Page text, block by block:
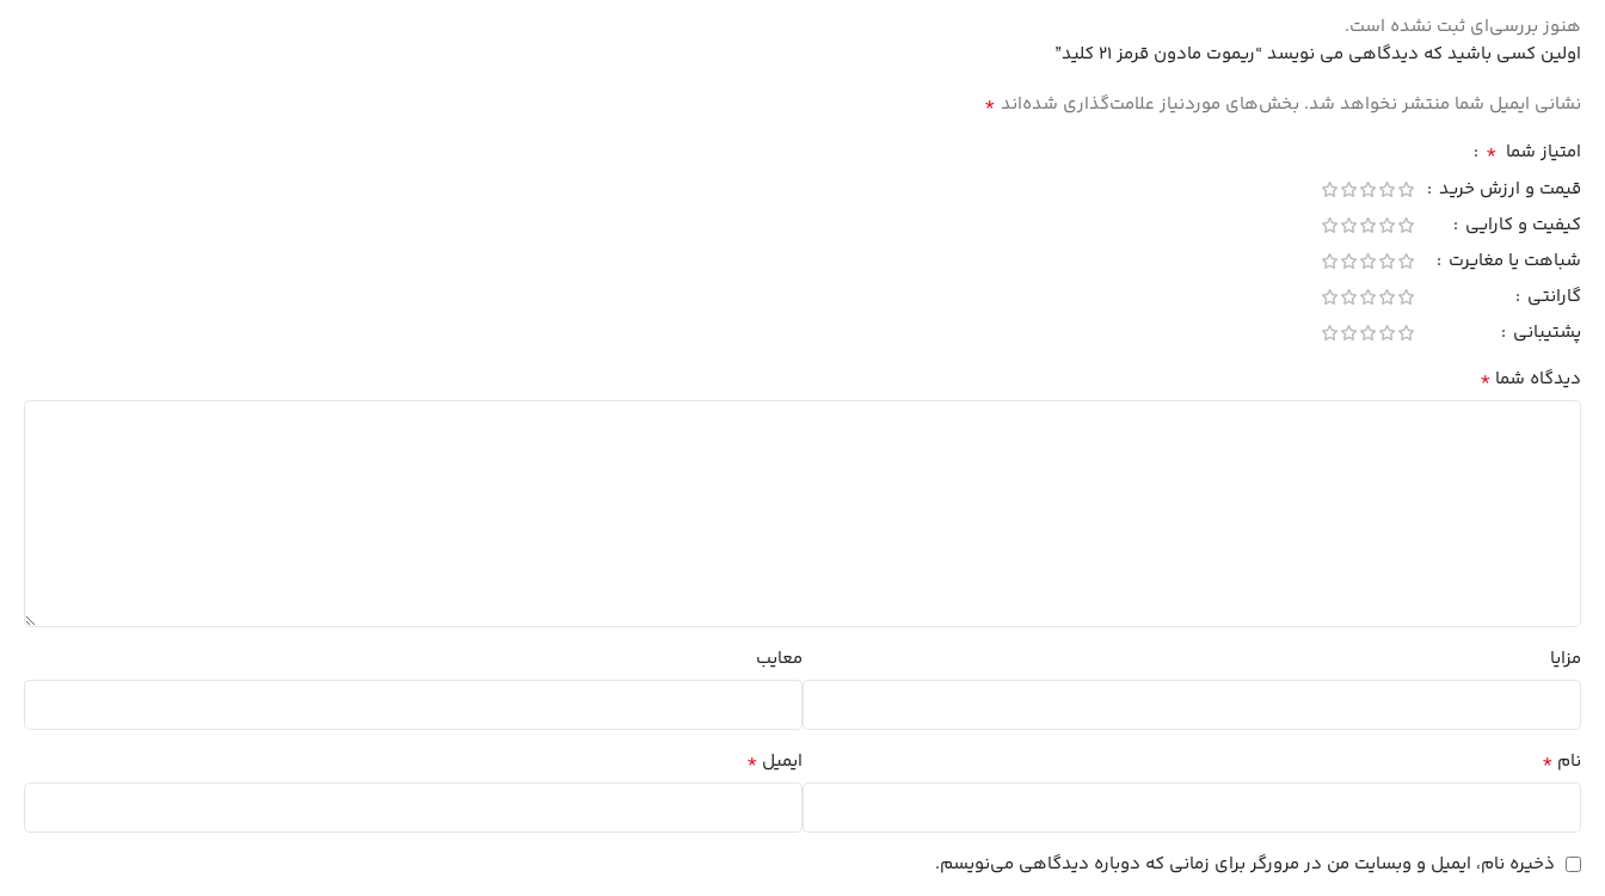
هنوز بررسی‌ای ثبت نشده است.
اولین کسی باشید که دیدگاهی می نویسد “ریموت مادون قرمز 21 کلید”
نشانی ایمیل شما منتشر نخواهد شد. بخش‌های موردنیاز علامت‌گذاری شده‌اند *
امتیاز شما *
قیمت و ارزش خرید
کیفیت و کارایی
شباهت یا مغایرت
گارانتی
پشتیبانی
دیدگاه شما *
مزایا معایب
نام * ایمیل *
ذخیره نام، ایمیل و وبسایت من در مرورگر برای زمانی که دوباره دیدگاهی می‌نویسم.